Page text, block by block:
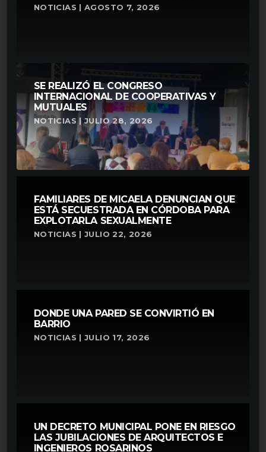
NOTICIAS | AGOSTO 7, 2026
SE REALIZÓ EL CONGRESO
INTERNACIONAL DE COOPERATIVAS Y
MUTUALES
NOTICIAS | JULIO 28, 2026
FAMILIARES DE MICAELA DENUNCIAN QUE
ESTÁ SECUESTRADA EN CÓRDOBA PARA
EXPLOTARLA SEXUALMENTE
NOTICIAS | JULIO 22, 2026
DONDE UNA PARED SE CONVIRTIÓ EN
BARRIO
NOTICIAS | JULIO 17, 2026
UN DECRETO MUNICIPAL PONE EN RIESGO
LAS JUBILACIONES DE ARQUITECTOS E
INGENIEROS ROSARINOS